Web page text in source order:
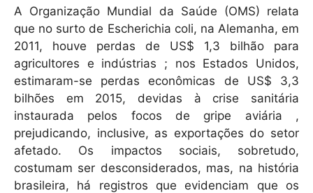
A Organização Mundial da Saúde (OMS) relata
que no surto de Escherichia coli, na Alemanha, em
2011, houve perdas de US$ 1,3 bilhão para
agricultores e indústrias ; nos Estados Unidos,
estimaram-se perdas econômicas de US$ 3,3
bilhões em 2015, devidas à crise sanitária
instaurada pelos focos de gripe aviária ,
prejudicando, inclusive, as exportações do setor
afetado. Os impactos sociais, sobretudo,
costumam ser desconsiderados, mas, na história
brasileira, há registros que evidenciam que os